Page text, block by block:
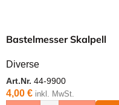
Bastelmesser Skalpell
Diverse
Art.Nr. 44-9900
4,00 € inkl. MwSt.